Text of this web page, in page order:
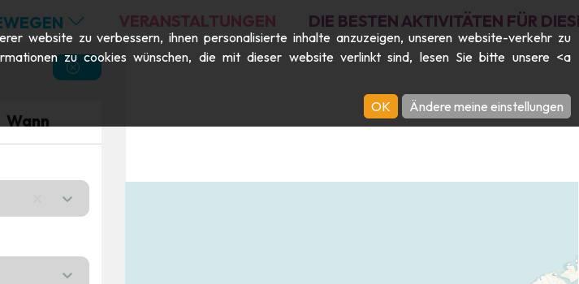
VERANSTALTUNGEN DIE BESTEN AKTIVITÄTEN FÜR
Wann
website zu verbessern, ihnen personalisierte inhalte anzuzeigen, unseren website-verkehr zu
zu cookies wünschen, die mit dieser website verlinkt sind, lesen Sie bitte unsere <a
OK
Ändere meine einstellungen